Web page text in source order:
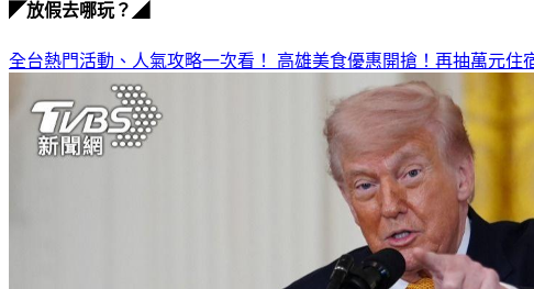
◤放假去哪玩？◢
全台熱門活動、人氣攻略一次看！ 高雄美食優惠開搶！再抽萬元住